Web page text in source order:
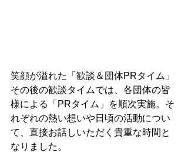
笑顔が溢れた「歓談＆団体PRタイム」
その後の歓談タイムでは、各団体の皆
様による「PRタイム」を順次実施。そ
れぞれの熱い想いや日頃の活動につい
て、直接お話しいただく貴重な時間と
なりました。